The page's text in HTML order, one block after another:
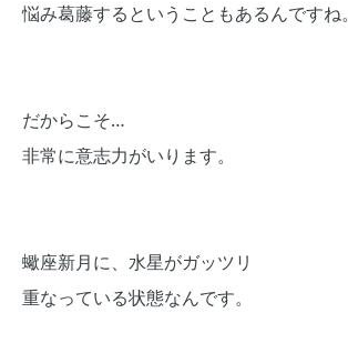
悩み葛藤するということもあるんですね。
だからこそ…
非常に意志力がいります。
蠍座新月に、水星がガッツリ
重なっている状態なんです。